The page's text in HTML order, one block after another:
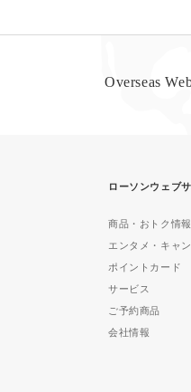
Overseas
ローソンウェブ
商品・おトク情報
エンタメ・キャ
ポイントカード
サービス
ご予約商品
会社情報